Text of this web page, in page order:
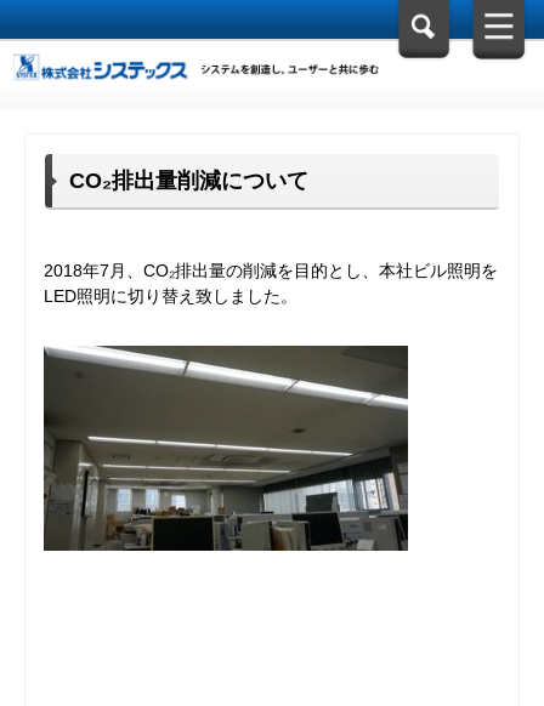
CO₂排出量削減について
2018年7月、CO₂排出量の削減を目的とし、本社ビル照明を
LED照明に切り替え致しました。